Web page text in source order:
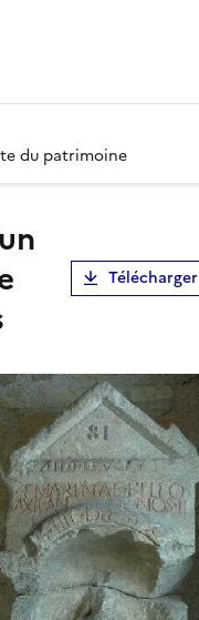
du patrimoine
Télécharger